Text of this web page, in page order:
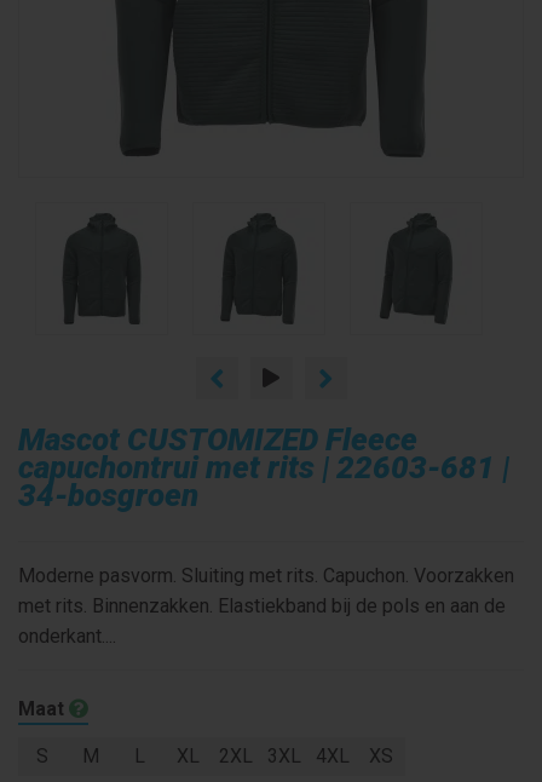
Mascot CUSTOMIZED Fleece
capuchontrui met rits | 22603-681 |
34-bosgroen
Moderne pasvorm. Sluiting met rits. Capuchon. Voorzakken
met rits. Binnenzakken. Elastiekband bij de pols en aan de
onderkant....
Maat
S M L XL 2XL 3XL 4XL
XS